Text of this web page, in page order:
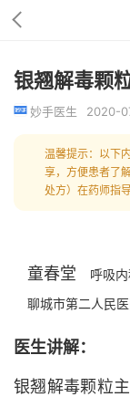
银翘解毒颗
妙手医生 2020-
温馨提示：以下
享，方便患者了
处方）在药师指
童春堂
呼吸
聊城市第二人民
医生讲解：
银翘解毒颗粒